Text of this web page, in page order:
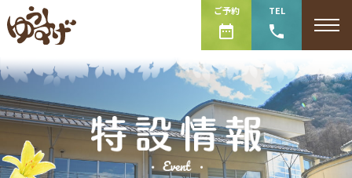
ご予約 TEL